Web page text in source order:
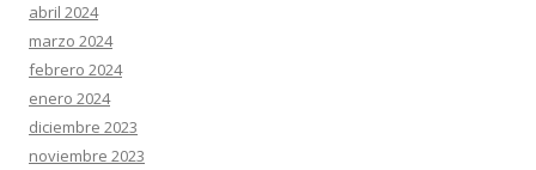
abril 2024
marzo 2024
febrero 2024
enero 2024
diciembre 2023
noviembre 2023